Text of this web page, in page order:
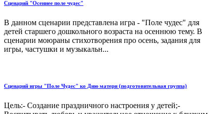
Сценарий "Осеннее поле чудес"
В данном сценарии представлена игра - "Поле чудес" для
детей старшего дошкольного возраста на осеннюю тему. В
сценарии моюраны стихотворения про осень, задания для
игры, частушки и музыкальн...
Сценарий игры "Поле Чудес" ко Дню матери (подготовительная группа)
Цель:- Создание праздничного настроения у детей;-